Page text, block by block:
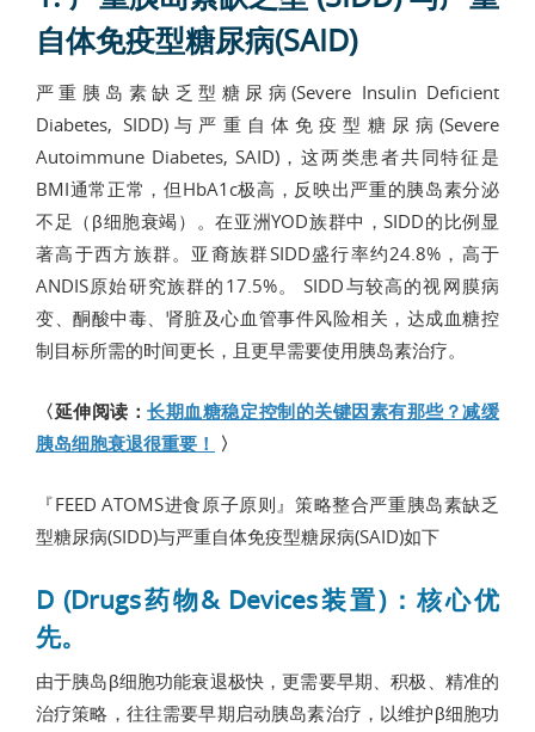
自体免疫型糖尿病(SAID)
严重胰岛素缺乏型糖尿病(Severe Insulin Deficient
Diabetes, SIDD)与严重自体免疫型糖尿病(Severe
Autoimmune Diabetes, SAID)，这两类患者共同特征是
BMI通常正常，但HbA1c极高，反映出严重的胰岛素分泌
不足（β细胞衰竭）。在亚洲YOD族群中，SIDD的比例显
著高于西方族群。亚裔族群SIDD盛行率约24.8%，高于
ANDIS原始研究族群的17.5%。 SIDD与较高的视网膜病
变、酮酸中毒、肾脏及心血管事件风险相关，达成血糖控
制目标所需的时间更长，且更早需要使用胰岛素治疗。
〈延伸阅读：长期血糖稳定控制的关键因素有那些？减缓
胰岛细胞衰退很重要！ 〉
『FEED ATOMS进食原子原则』策略整合严重胰岛素缺乏
型糖尿病(SIDD)与严重自体免疫型糖尿病(SAID)如下
D (Drugs药物& Devices装置)：核心优
先。
由于胰岛β细胞功能衰退极快，更需要早期、积极、精准的
治疗策略，往往需要早期启动胰岛素治疗，以维护β细胞功